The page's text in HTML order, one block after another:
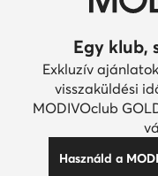
Egy klub,
Exkluzív
visszaküldési
MODIVOclub
Használd a